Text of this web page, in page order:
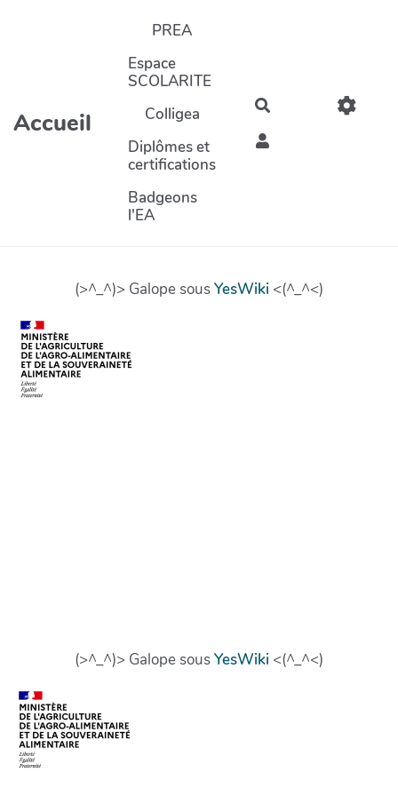
Aller au contenu principal
Accueil
PREA
Espace
SCOLARITE
Colligea
Diplômes et
certifications
Badgeons
l'EA
Rechercher
(>^_^)> Galope sousYesWiki <(^_^<)
(>^_^)> Galope sousYesWiki <(^_^<)